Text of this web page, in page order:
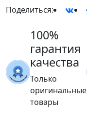
Поделиться:
100%
гарантия
качества
Только
оригинальные
товары